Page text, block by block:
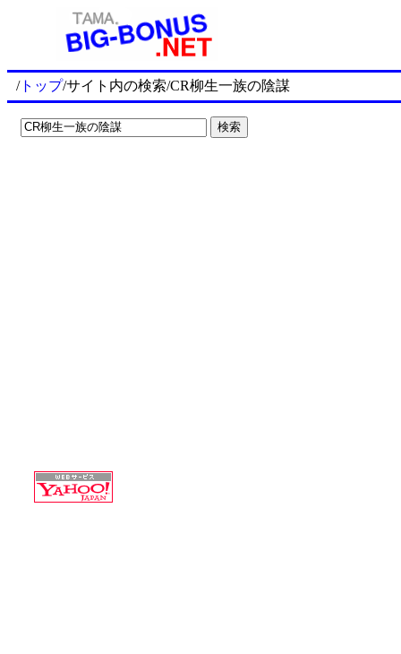
/トップ/サイト内の検索/CR柳生一族の陰謀